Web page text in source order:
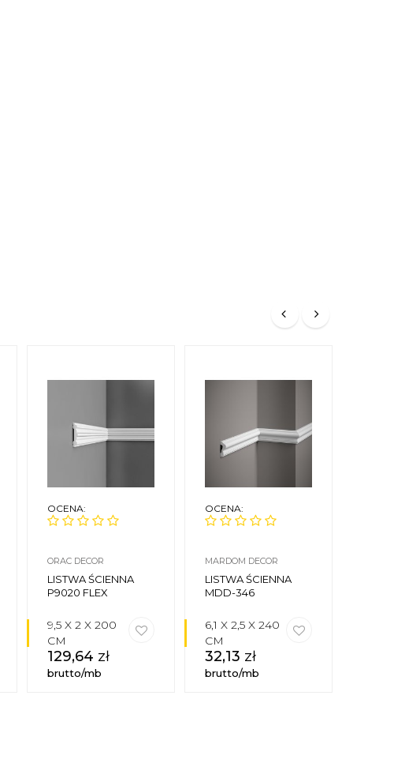
OCENA:
ORAC DECOR
LISTWA ŚCIENNA
P9020 FLEX
9,5 X 2 X 200
CM
129,64 zł
brutto/mb
OCENA:
MARDOM DECOR
LISTWA ŚCIENNA
MDD-346
6,1 X 2,5 X 240
CM
32,13 zł
brutto/mb